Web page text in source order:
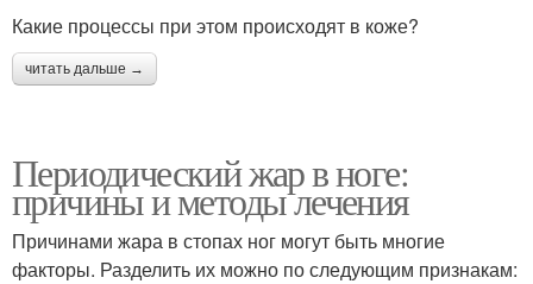
Какие процессы при этом происходят в коже?
читать дальше →
Периодический жар в ноге:
причины и методы лечения
Причинами жара в стопах ног могут быть многие
факторы. Разделить их можно по следующим признакам: